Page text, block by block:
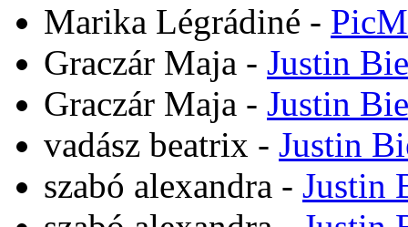
Marika Légrádiné -
Graczár Maja - Justin
Graczár Maja - Justin
vadász beatrix - Justin
szabó alexandra - Justin